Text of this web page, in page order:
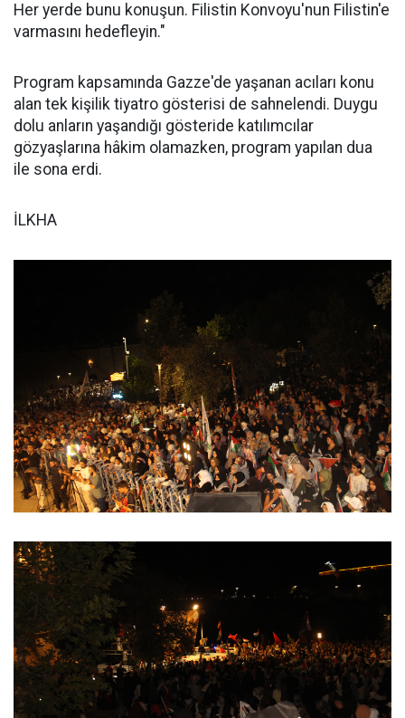
Her yerde bunu konuşun. Filistin Konvoyu'nun Filistin'e
varmasını hedefleyin."
Program kapsamında Gazze'de yaşanan acıları konu
alan tek kişilik tiyatro gösterisi de sahnelendi. Duygu
dolu anların yaşandığı gösteride katılımcılar
gözyaşlarına hâkim olamazken, program yapılan dua
ile sona erdi.
İLKHA